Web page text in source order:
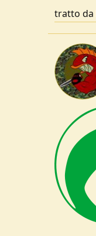
i
o
n
tratto da